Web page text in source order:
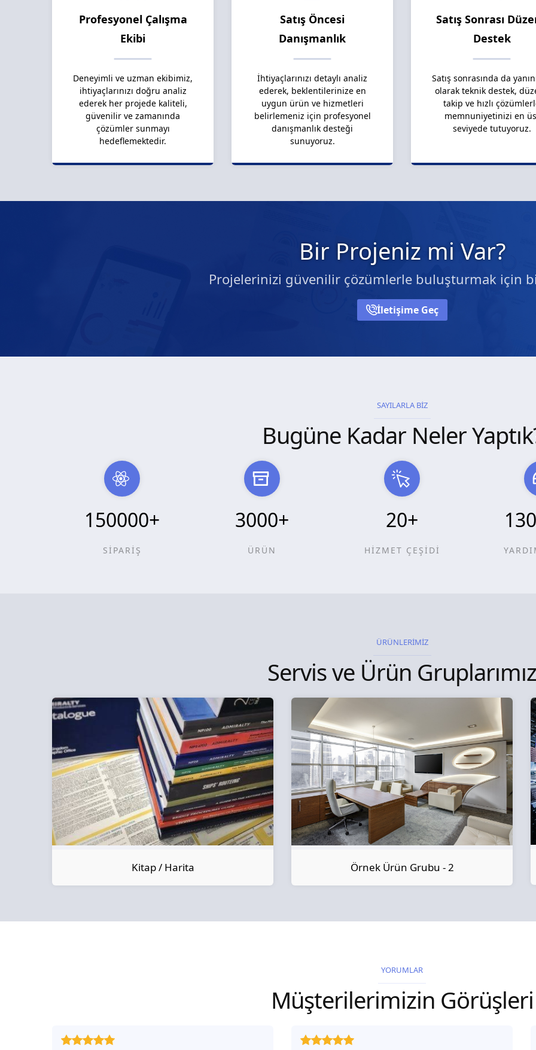
Profesyonel Çalışma
Ekibi
Deneyimli ve uzman ekibimiz,
ihtiyaçlarınızı doğru analiz
ederek her projede kaliteli,
güvenilir ve zamanında
çözümler sunmayı
hedeflemektedir.
Satış Öncesi
Danışmanlık
İhtiyaçlarınızı detaylı analiz
ederek, beklentilerinize en
uygun ürün ve hizmetleri
belirlemeniz için profesyonel
danışmanlık desteği
sunuyoruz.
Satış Sonrası
Destek
Satış sonrasında da
olarak teknik destek,
takip ve hızlı
memnuniyetinizi en
seviyede tutuyoruz.
Bir Projeniz mi Var?
Projelerinizi güvenilir çözümlerle buluşturmak için
İletişime Geç
SAYILARLA BİZ
Bugüne Kadar Neler
150000+
SİPARİŞ
3000+
ÜRÜN
20+
HİZMET ÇEŞİDİ
ÜRÜNLERİMİZ
Servis ve Ürün Gruplarımız
Kitap / Harita Örnek Ürün Grubu - 2
YORUMLAR
Müşterilerimizin Görüşleri